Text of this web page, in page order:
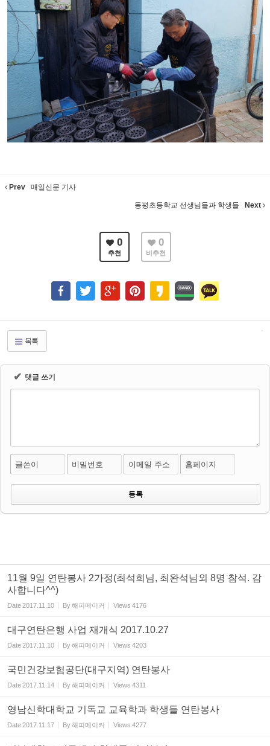
Prev 매일신문 기사
동평초등학교 선생님들과 학생들 Next
0
추천
0
비추천
목록
✔ 댓글 쓰기
글쓴이 비밀번호 이메일 주소 홈페이지
11월 9일 연탄봉사 2가정(최석희님, 최완석님외 8명 참석. 감
사합니다^^)
Date2017.11.10 By해피메이커 Views 4176
대구연탄은행 사업 재개식 2017.10.27
Date2017.11.10 By해피메이커 Views 4203
국민건강보험공단(대구지역) 연탄봉사
Date2017.11.14 By해피메이커 Views 4311
영남신학대학교 기독교 교육학과 학생들 연탄봉사
Date2017.11.17 By해피메이커 Views 4277